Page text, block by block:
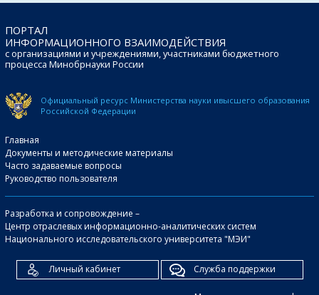
ПОРТАЛ
ИНФОРМАЦИОННОГО ВЗАИМОДЕЙСТВИЯ
с организациями и учреждениями, участниками бюджетного
процесса Минобрнауки России
Официальный ресурс Министерства науки ивысшего образования
Российской Федерации
Главная
Документы и методические материалы
Часто задаваемые вопросы
Руководство пользователя
Разработка и сопровождение –
Центр отраслевых информационно-аналитических систем
Национального исследовательского университета "МЭИ"
Личный кабинет Служба поддержки